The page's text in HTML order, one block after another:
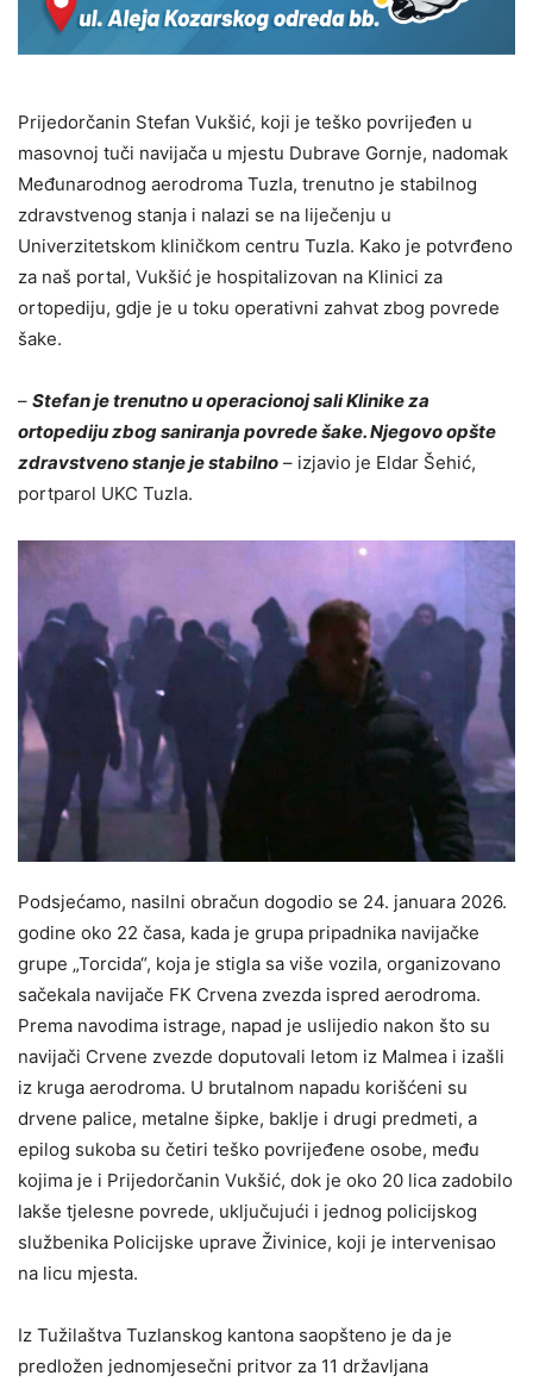
Prijedorčanin Stefan Vukšić, koji je teško povrijeđen u
masovnoj tuči navijača u mjestu Dubrave Gornje, nadomak
Međunarodnog aerodroma Tuzla, trenutno je stabilnog
zdravstvenog stanja i nalazi se na liječenju u
Univerzitetskom kliničkom centru Tuzla. Kako je potvrđeno
za naš portal, Vukšić je hospitalizovan na Klinici za
ortopediju, gdje je u toku operativni zahvat zbog povrede
šake.
– Stefan je trenutno u operacionoj sali Klinike za
ortopediju zbog saniranja povrede šake. Njegovo opšte
zdravstveno stanje je stabilno – izjavio je Eldar Šehić,
portparol UKC Tuzla.
Podsjećamo, nasilni obračun dogodio se 24. januara 2026.
godine oko 22 časa, kada je grupa pripadnika navijačke
grupe „Torcida“, koja je stigla sa više vozila, organizovano
sačekala navijače FK Crvena zvezda ispred aerodroma.
Prema navodima istrage, napad je uslijedio nakon što su
navijači Crvene zvezde doputovali letom iz Malmea i izašli
iz kruga aerodroma. U brutalnom napadu korišćeni su
drvene palice, metalne šipke, baklje i drugi predmeti, a
epilog sukoba su četiri teško povrijeđene osobe, među
kojima je i Prijedorčanin Vukšić, dok je oko 20 lica zadobilo
lakše tjelesne povrede, uključujući i jednog policijskog
službenika Policijske uprave Živinice, koji je intervenisao
na licu mjesta.
Iz Tužilaštva Tuzlanskog kantona saopšteno je da je
predložen jednomjesečni pritvor za 11 državljana